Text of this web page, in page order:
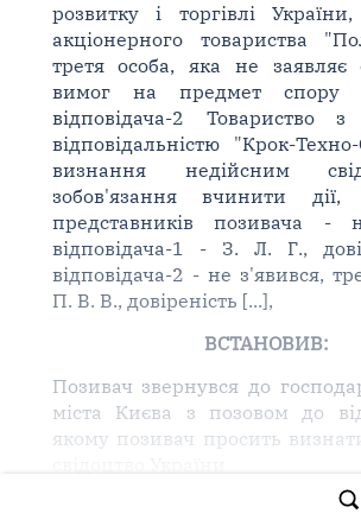
розвитку і торгівлі
акціонерного товариства
третя особа, яка не заявляє
вимог на предмет спору
відповідача-2 Товариство
відповідальністю "Крок-
визнання недійсним
зобов'язання вчинити
представників позивача -
відповідача-1 - З. Л. Г.,
відповідача-2 - не з'явився,
П. В. В., довіреність [...],
ВСТАНОВИВ:
Позивач звернувся до
міста Києва з позовом до
якому позивач просить